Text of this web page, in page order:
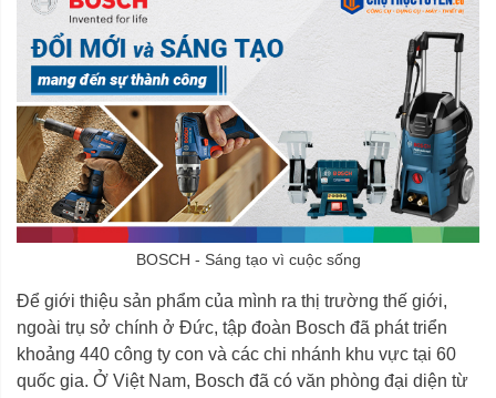
BOSCH - Sáng tạo vì cuộc sống
Để giới thiệu sản phẩm của mình ra thị trường thế giới,
ngoài trụ sở chính ở Đức, tập đoàn Bosch đã phát triển
khoảng 440 công ty con và các chi nhánh khu vực tại 60
quốc gia. Ở Việt Nam, Bosch đã có văn phòng đại diện từ